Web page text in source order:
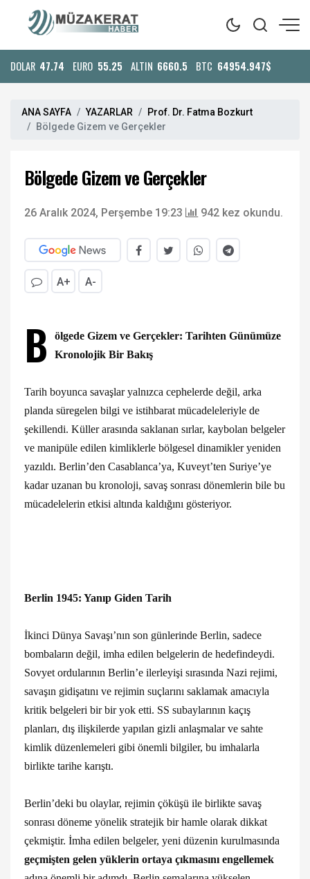
DOLAR 47.74 EURO 55.25 ALTIN 6660.5 BTC 64954.947$
ANA SAYFA YAZARLAR
Prof. Dr. Fatma Bozkurt
Bölgede Gizem ve Gerçekler
Bölgede Gizem ve Gerçekler
26 Aralık 2024, Perşembe 19:23 942 kez okundu.
A+ A-
B
ölgede Gizem ve Gerçekler: Tarihten Günümüze
Kronolojik Bir Bakış
Tarih boyunca savaşlar yalnızca cephelerde değil, arka
planda süregelen bilgi ve istihbarat mücadeleleriyle de
şekillendi. Küller arasında saklanan sırlar, kaybolan belgeler
ve manipüle edilen kimliklerle bölgesel dinamikler yeniden
yazıldı. Berlin’den Casablanca’ya, Kuveyt’ten Suriye’ye
kadar uzanan bu kronoloji, savaş sonrası dönemlerin bile bu
mücadelelerin etkisi altında kaldığını gösteriyor.
Berlin 1945: Yanıp Giden Tarih
İkinci Dünya Savaşı’nın son günlerinde Berlin, sadece
bombaların değil, imha edilen belgelerin de hedefindeydi.
Sovyet ordularının Berlin’e ilerleyişi sırasında Nazi rejimi,
savaşın gidişatını ve rejimin suçlarını saklamak amacıyla
kritik belgeleri bir bir yok etti. SS subaylarının kaçış
planları, dış ilişkilerde yapılan gizli anlaşmalar ve sahte
kimlik düzenlemeleri gibi önemli bilgiler, bu imhalarla
birlikte tarihe karıştı.
Berlin’deki bu olaylar, rejimin çöküşü ile birlikte savaş
sonrası döneme yönelik stratejik bir hamle olarak dikkat
çekmiştir. İmha edilen belgeler, yeni düzenin kurulmasında
geçmişten gelen yüklerin ortaya çıkmasını engellemek